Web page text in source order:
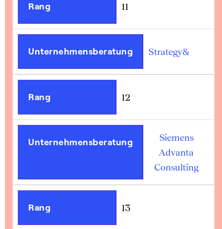
Rang 11
Unternehmensberatung Strategy&
Rang 12
Unternehmensberatung
Siemens
Advanta
Consulting
Rang 13